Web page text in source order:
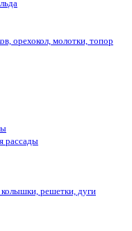
орехокол, молотки, топор
рассады
решетки, дуги